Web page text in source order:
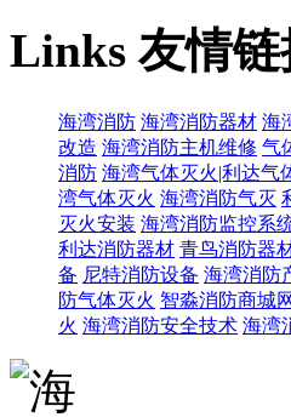
Links友情链
海湾消防 海湾消防器材 海
改造 海湾消防主机维修 气
消防 海湾气体灭火|利达气
湾气体灭火 海湾消防气灭
灭火安装 海湾消防监控系
利达消防器材 青鸟消防器
备 尼特消防设备 海湾消防
防气体灭火 智淼消防商城网
火 海湾消防安全技术 海湾